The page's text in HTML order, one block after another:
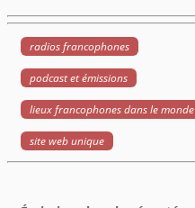
radios francophones
podcast et émissions
lieux francophones dans le monde
site web unique